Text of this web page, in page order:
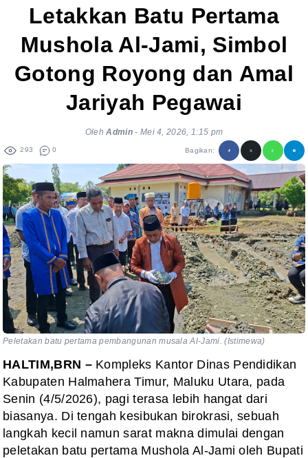
Letakkan Batu Pertama
Mushola Al-Jami, Simbol
Gotong Royong dan Amal
Jariyah Pegawai
OlehAdmin - Mei 4, 2026, 1:15 pm
293 0 Bagikan:
Peletakan batu pertama pembangunan musala Al-Jami. (Istimewa)
HALTIM,BRN –Kompleks Kantor Dinas Pendidikan
Kabupaten Halmahera Timur, Maluku Utara, pada
Senin (4/5/2026), pagi terasa lebih hangat dari
biasanya. Di tengah kesibukan birokrasi, sebuah
langkah kecil namun sarat makna dimulai dengan
peletakan batu pertama Mushola Al-Jami oleh Bupati